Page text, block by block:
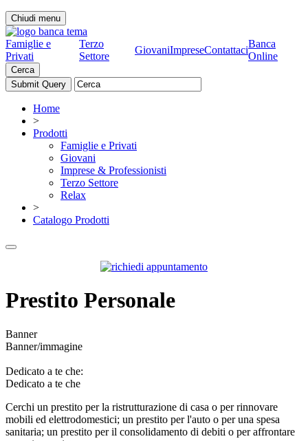
Chiudi menu
Famiglie e
Privati
Terzo
Settore
GiovaniImpreseContattaci
Banca
Online
Cerca
Home
>
Prodotti
Famiglie e Privati
Giovani
Imprese & Professionisti
Terzo Settore
Relax
>
Catalogo Prodotti
Prestito Personale
Banner
Banner/immagine
Dedicato a te che:
Dedicato a te che
Cerchi un prestito per la ristrutturazione di casa o per rinnovare
mobili ed elettrodomestici; un prestito per l'auto o per una spesa
sanitaria; un prestito per il consolidamento di debiti o per affrontare